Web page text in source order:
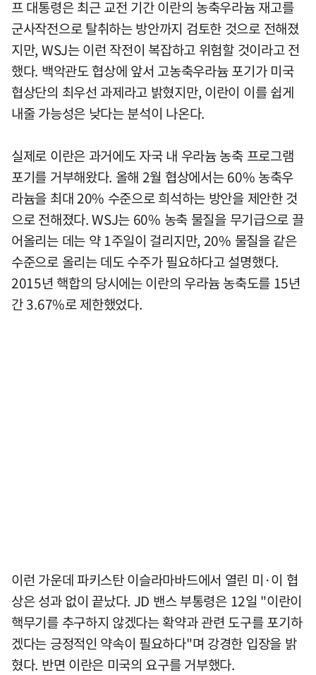
프 대통령은 최근 교전 기간 이란의 농축우라늄 재고를
군사작전으로 탈취하는 방안까지 검토한 것으로 전해졌
지만, WSJ는 이런 작전이 복잡하고 위험할 것이라고 전
했다. 백악관도 협상에 앞서 고농축우라늄 포기가 미국
협상단의 최우선 과제라고 밝혔지만, 이란이 이를 쉽게
내줄 가능성은 낮다는 분석이 나온다.
실제로 이란은 과거에도 자국 내 우라늄 농축 프로그램
포기를 거부해왔다. 올해 2월 협상에서는 60% 농축우
라늄을 최대 20% 수준으로 희석하는 방안을 제안한 것
으로 전해졌다. WSJ는 60% 농축 물질을 무기급으로 끌
어올리는 데는 약 1주일이 걸리지만, 20% 물질을 같은
수준으로 올리는 데도 수주가 필요하다고 설명했다.
2015년 핵합의 당시에는 이란의 우라늄 농축도를 15년
간 3.67%로 제한했었다.
이런 가운데 파키스탄 이슬라마바드에서 열린 미·이 협
상은 성과 없이 끝났다. JD 밴스 부통령은 12일 "이란이
핵무기를 추구하지 않겠다는 확약과 관련 도구를 포기하
겠다는 긍정적인 약속이 필요하다"며 강경한 입장을 밝
혔다. 반면 이란은 미국의 요구를 거부했다.